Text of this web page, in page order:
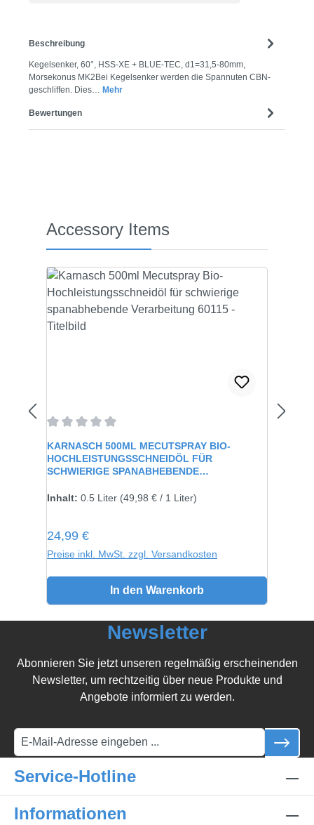
Beschreibung
Kegelsenker, 60°, HSS-XE + BLUE-TEC, d1=31,5-80mm,
Morsekonus MK2Bei Kegelsenker werden die Spannuten CBN-
geschliffen. Dies… Mehr
Bewertungen
Produktgalerie überspringen
Accessory Items
KARNASCH 500ML MECUTSPRAY BIO-
HOCHLEISTUNGSSCHNEIDÖL FÜR
SCHWIERIGE SPANABHEBENDE
Inhalt: 0.5 Liter (49,98 € / 1 Liter)
Regulärer Preis:
24,99 €
Preise inkl. MwSt. zzgl. Versandkosten
In den Warenkorb
Newsletter
Abonnieren Sie jetzt unseren regelmäßig erscheinenden
Newsletter, um rechtzeitig über neue Produkte und
Angebote informiert zu werden.
Service-Hotline
Informationen